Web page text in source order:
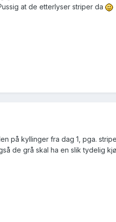
at de etterlyser striper da
på kyllinger fra dag 1, pga.
de grå skal ha en slik tydelig